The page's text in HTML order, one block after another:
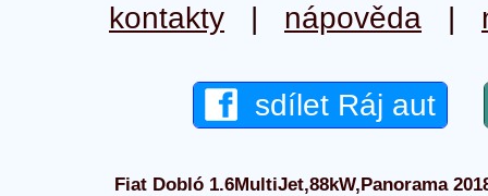
kontakty | nápověda |
sdílet Ráj aut
Fiat Dobló 1.6MultiJet,88kW,Panorama